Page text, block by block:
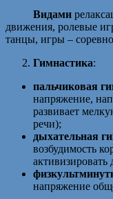
Видами
движения, ролевые
танцы, игры –
Гимнастика:
пальчиковая
напряжение,
развивает
речи);
дыхательная
возбудимость
активизировать
напряжение